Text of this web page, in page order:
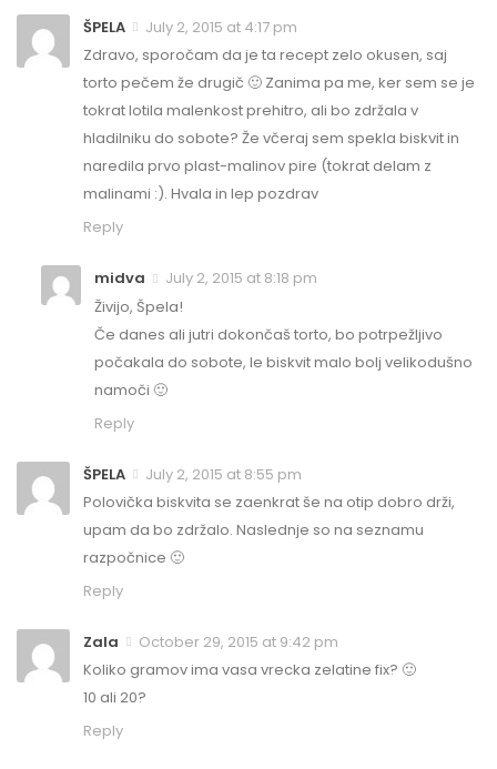
ŠPELA
July 2, 2015 at 4:17 pm
Zdravo, sporočam da je ta recept zelo okusen, saj
torto pečem že drugič 🙂 Zanima pa me, ker sem se je
tokrat lotila malenkost prehitro, ali bo zdržala v
hladilniku do sobote? Že včeraj sem spekla biskvit in
naredila prvo plast-malinov pire (tokrat delam z
malinami :). Hvala in lep pozdrav
Reply
midva
July 2, 2015 at 8:18 pm
Živijo, Špela!
Če danes ali jutri dokončaš torto, bo potrpežljivo
počakala do sobote, le biskvit malo bolj velikodušno
namoči 🙂
Reply
ŠPELA
July 2, 2015 at 8:55 pm
Polovička biskvita se zaenkrat še na otip dobro drži,
upam da bo zdržalo. Naslednje so na seznamu
razpočnice 🙂
Reply
Zala
October 29, 2015 at 9:42 pm
Koliko gramov ima vasa vrecka zelatine fix? 🙂
10 ali 20?
Reply